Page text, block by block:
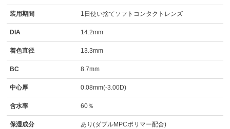
装用期間 1日使い捨てソフトコンタクトレンズ
DIA 14.2mm
着色直径 13.3mm
BC 8.7mm
中心厚 0.08mm(-3.00D)
含水率 60％
保湿成分 あり(ダブルMPCポリマー配合)